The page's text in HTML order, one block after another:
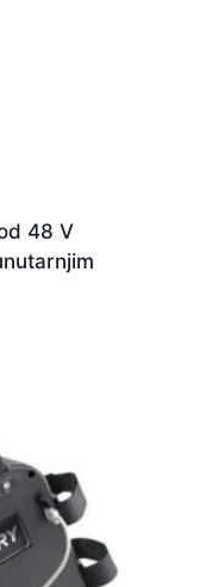
48 V